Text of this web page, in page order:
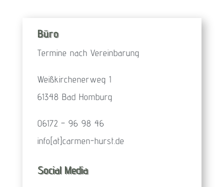
Büro
Termine nach Vereinbarung
Weißkirchenerweg 1
61348 Bad Homburg
06172 – 96 98 46
info[at]carmen-hurst.de
Social Media